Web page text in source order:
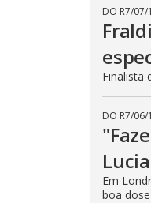
DO R7/07/
Finalista
DO R7/06/
Em
boa